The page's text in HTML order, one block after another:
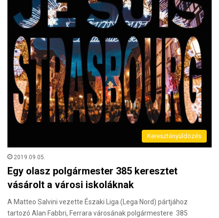
Keresztényüldözés
2019.09.05.
Egy olasz polgármester 385 keresztet
vásárolt a városi iskoláknak
A Matteo Salvini vezette Északi Liga (Lega Nord) pártjához
tartozó Alan Fabbri, Ferrara városának polgármestere 385